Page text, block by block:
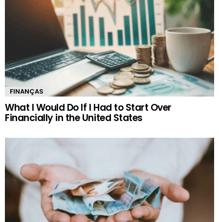
FINANÇAS
What I Would Do If I Had to Start Over
Financially in the United States